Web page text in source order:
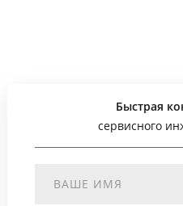
Быстрая
сервисного